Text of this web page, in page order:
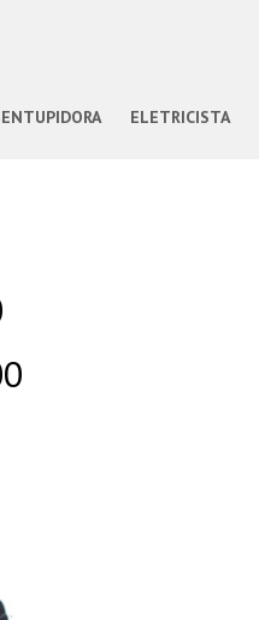
ELETRICISTA